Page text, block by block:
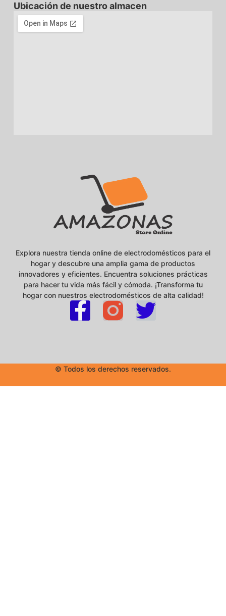
Explora nuestra tienda online de electrodomésticos para el
hogar y descubre una amplia gama de productos
innovadores y eficientes. Encuentra soluciones prácticas
para hacer tu vida más fácil y cómoda. ¡Transforma tu
hogar con nuestros electrodomésticos de alta calidad!
Ubicación de nuestro almacen
© Todos los derechos reservados.